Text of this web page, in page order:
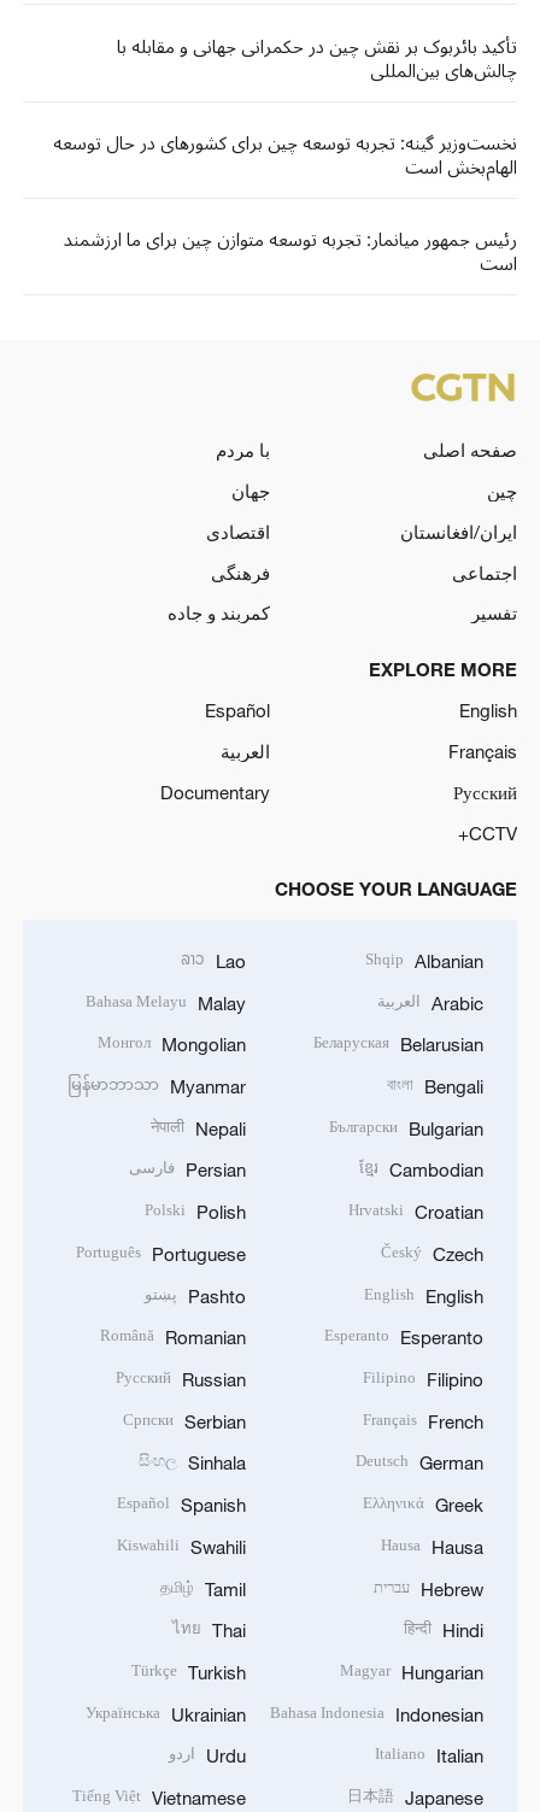
تأکید بائربوک بر نقش چین در حکمرانی جهانی و مقابله با
چالش‌های بین‌المللی
نخست‌وزیر گینه: تجربه توسعه چین برای کشورهای در حال توسعه
الهام‌بخش است
رئیس جمهور میانمار: تجربه توسعه متوازن چین برای ما ارزشمند
است
صفحه اصلی
با مردم
چین
جهان
ایران/افغانستان
اقتصادی
اجتماعی
فرهنگی
تفسیر
کمربند و جاده
EXPLORE MORE
English
Español
Français
العربية
Русский
Documentary
CCTV+
CHOOSE YOUR LANGUAGE
Albanian
Shqip
Arabic العربية
Belarusian
Беларуская
Bengali
বাংলা
Bulgarian
Български
Cambodian
ខ្មែរ
Croatian
Hrvatski
Czech
Český
English
English
Esperanto
Esperanto
Filipino
Filipino
French
Français
German
Deutsch
Greek
Ελληνικά
Hausa
Hausa
Hebrew עברית
Hindi
हिन्दी
Hungarian
Magyar
Indonesian
Bahasa Indonesia
Italian
Italiano
Japanese
日本語
Lao
ລາວ
Malay
Bahasa Melayu
Mongolian
Монгол
Myanmar
မြန်မာဘာသာ
Nepali
नेपाली
Persian فارسی
Polish
Polski
Portuguese
Português
Pashto پښتو
Romanian
Română
Russian
Русский
Serbian
Српски
Sinhala
සිංහල
Spanish
Español
Swahili
Kiswahili
Tamil
தமிழ்
Thai
ไทย
Turkish
Türkçe
Ukrainian
Українська
Urdu اردو
Vietnamese
Tiếng Việt